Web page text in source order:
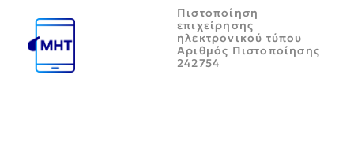
Πιστοποίηση
επιχείρησης
ηλεκτρονικού τύπου
Αριθμός Πιστοποίησης
242754